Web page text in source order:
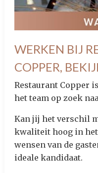
WERKEN BIJ
COPPER,
Restaurant Copper
het team op zoek
Kan jij het verschil
kwaliteit hoog in het
wensen van de
ideale kandidaat.